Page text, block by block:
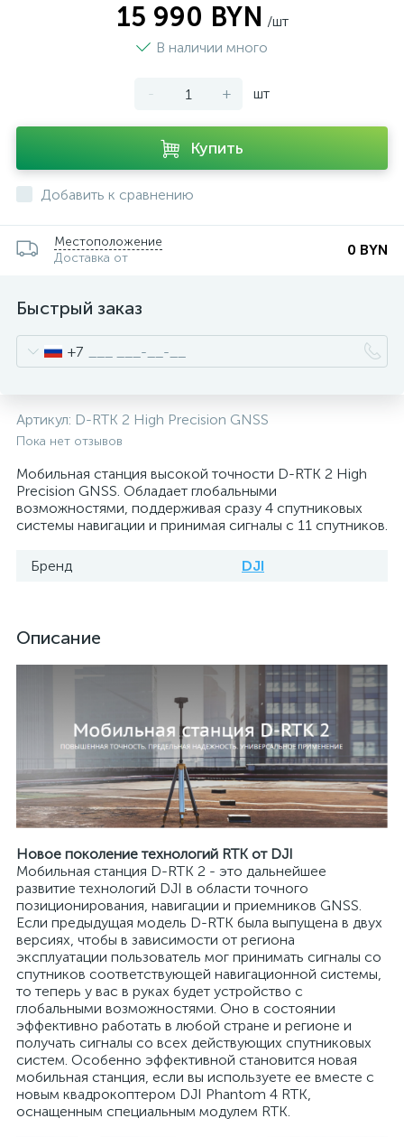
15 990 BYN /шт
В наличии много
- + шт
Купить
Добавить к сравнению
Местоположение
Доставка от
0 BYN
Быстрый заказ
+7
Артикул: D-RTK 2 High Precision GNSS
Пока нет отзывов
Мобильная станция высокой точности D-RTK 2 High
Precision GNSS. Обладает глобальными
возможностями, поддерживая сразу 4 спутниковых
системы навигации и принимая сигналы с 11 спутников.
Бренд DJI
Описание
Новое поколение технологий RTK от DJI
Мобильная станция D-RTK 2 - это дальнейшее
развитие технологий DJI в области точного
позиционирования, навигации и приемников GNSS.
Если предыдущая модель D-RTK была выпущена в двух
версиях, чтобы в зависимости от региона
эксплуатации пользователь мог принимать сигналы со
спутников соответствующей навигационной системы,
то теперь у вас в руках будет устройство с
глобальными возможностями. Оно в состоянии
эффективно работать в любой стране и регионе и
получать сигналы со всех действующих спутниковых
систем. Особенно эффективной становится новая
мобильная станция, если вы используете ее вместе с
новым квадрокоптером DJI Phantom 4 RTK,
оснащенным специальным модулем RTK.